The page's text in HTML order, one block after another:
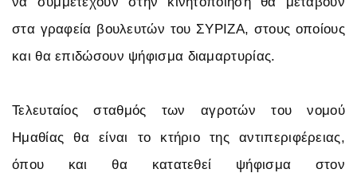
στα γραφεία βουλευτών του ΣΥΡΙΖΑ, στους οποίους
και θα επιδώσουν ψήφισμα διαμαρτυρίας.
Τελευταίος σταθμός των αγροτών του νομού
Ημαθίας θα είναι το κτήριο της αντιπεριφέρειας,
όπου και θα κατατεθεί ψήφισμα στον